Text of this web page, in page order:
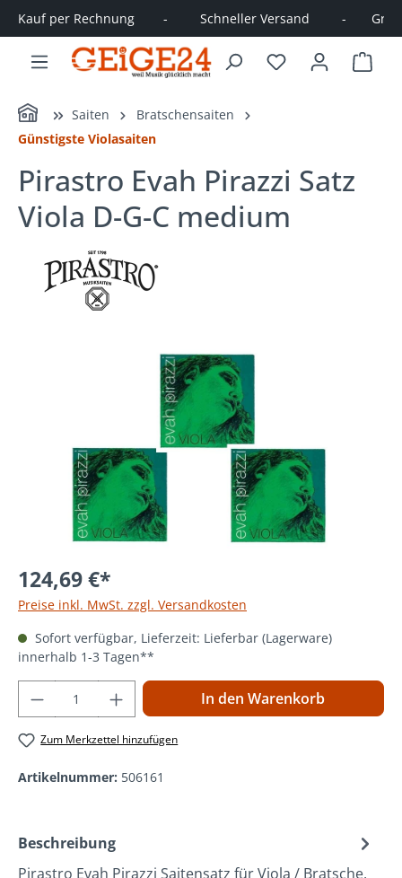
springen
Kauf per Rechnung        -         Schneller Versand         -
Home Saiten
Bratschensaiten
Günstigste Violasaiten
Pirastro Evah Pirazzi Satz
Viola D-G-C medium
Bildergalerie überspringen
124,69 €*
Preise inkl. MwSt. zzgl. Versandkosten
Sofort verfügbar, Lieferzeit: Lieferbar (Lagerware)
innerhalb 1-3 Tagen**
Produkt Anzahl: Gib den gewünschten
In den Warenkorb
Zum Merkzettel hinzufügen
Artikelnummer: 506161
Beschreibung
Pirastro Evah Pirazzi Saitensatz für Viola / Bratsche,